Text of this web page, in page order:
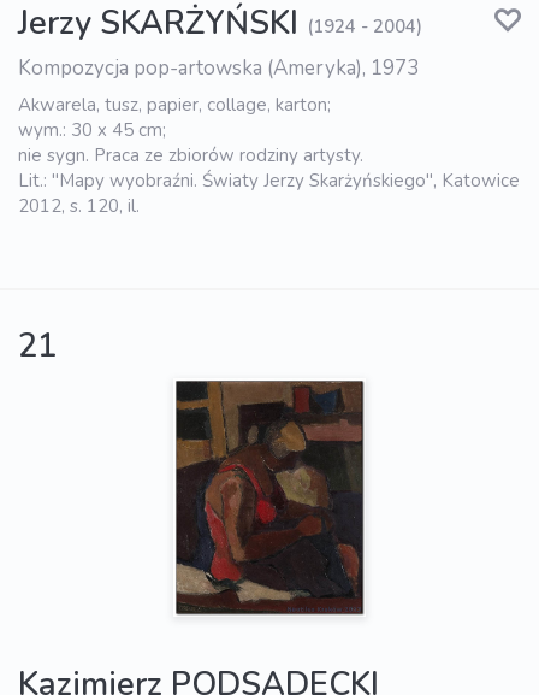
Jerzy SKARŻYŃSKI (1924 - 2004)
Kompozycja pop-artowska (Ameryka), 1973
Akwarela, tusz, papier, collage, karton;
wym.: 30 x 45 cm;
nie sygn. Praca ze zbiorów rodziny artysty.
Lit.: "Mapy wyobraźni. Światy Jerzy Skarżyńskiego", Katowice
2012, s. 120, il.
21
Kazimierz PODSADECKI